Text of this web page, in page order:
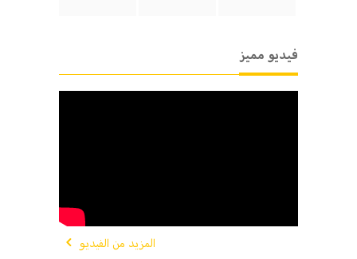
فيديو مميز
المزيد من الفيديو